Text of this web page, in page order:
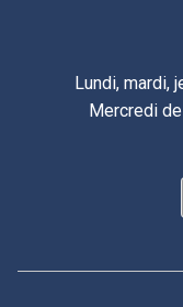
Lundi, mardi,
Mercredi